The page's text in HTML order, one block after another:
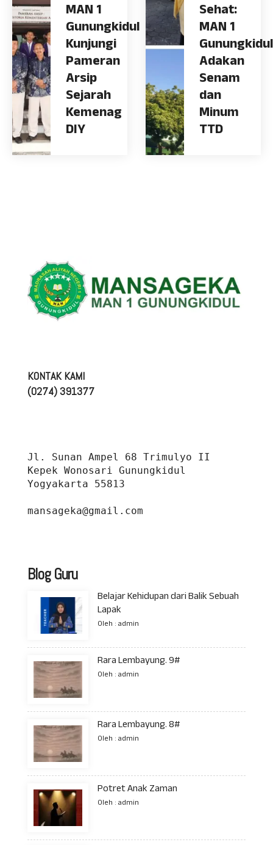
MAN 1
Gunungkidul
Kunjungi
Pameran
Arsip
Sejarah
Kemenag
DIY
Sehat:
MAN 1
Gunungkidul
Adakan
Senam
dan
Minum
TTD
KONTAK KAMI
(0274) 391377
Jl. Sunan Ampel 68 Trimulyo II
Kepek Wonosari Gunungkidul
Yogyakarta 55813
mansageka@gmail.com
Blog Guru
Belajar Kehidupan dari Balik Sebuah
Lapak
Oleh : admin
Rara Lembayung. 9#
Oleh : admin
Rara Lembayung. 8#
Oleh : admin
Potret Anak Zaman
Oleh : admin